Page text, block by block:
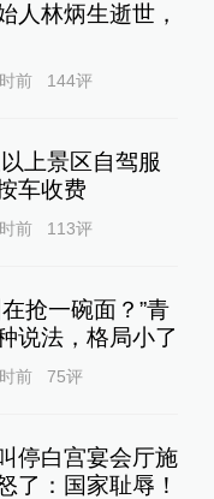
人林炳生逝世，
前 144评
上景区自驾服
车收费
前 113评
抢一碗面？”青
说法，格局小了
前 75评
停白宫宴会厅施
了：国家耻辱！